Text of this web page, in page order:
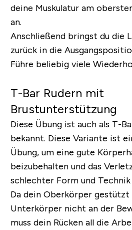
deine Muskulatur am
an.
Anschließend bringst du die
zurück in die
Führe beliebig viele
T-Bar Rudern mit
Brustunterstützung
Diese Übung ist auch als T-
bekannt. Diese Variante ist
Übung, um eine gute
beizubehalten und das
schlechter Form und
Da dein Oberkörper gestützt
Unterkörper nicht an der
muss dein Rücken all die